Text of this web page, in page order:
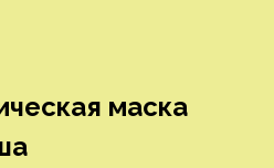
маска